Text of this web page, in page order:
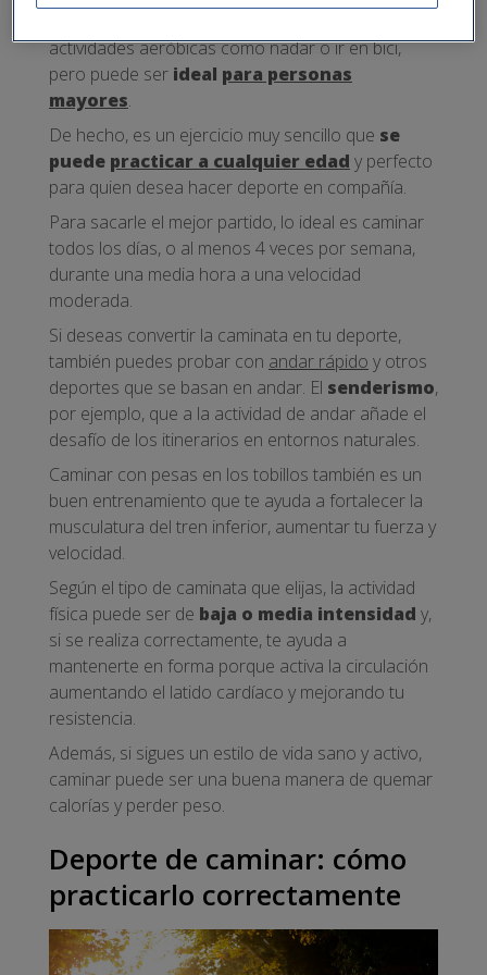
actividades aeróbicas como nadar o ir en bici,
pero puede ser ideal para personas
mayores.
De hecho, es un ejercicio muy sencillo que se
puede practicar a cualquier edad y perfecto
para quien desea hacer deporte en compañía.
Para sacarle el mejor partido, lo ideal es caminar
todos los días, o al menos 4 veces por semana,
durante una media hora a una velocidad
moderada.
Si deseas convertir la caminata en tu deporte,
también puedes probar con andar rápido y otros
deportes que se basan en andar. El senderismo,
por ejemplo, que a la actividad de andar añade el
desafío de los itinerarios en entornos naturales.
Caminar con pesas en los tobillos también es un
buen entrenamiento que te ayuda a fortalecer la
musculatura del tren inferior, aumentar tu fuerza y
velocidad.
Según el tipo de caminata que elijas, la actividad
física puede ser de baja o media intensidad y,
si se realiza correctamente, te ayuda a
mantenerte en forma porque activa la circulación
aumentando el latido cardíaco y mejorando tu
resistencia.
Además, si sigues un estilo de vida sano y activo,
caminar puede ser una buena manera de quemar
calorías y perder peso.
Deporte de caminar: cómo
practicarlo correctamente